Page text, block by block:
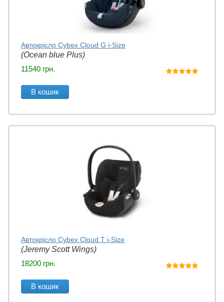
Автокрісло Cybex Cloud G i-Size
(Ocean blue Plus)
11540 грн.
В кошик
Автокрісло Cybex Cloud T i-Size
(Jeremy Scott Wings)
18200 грн.
В кошик